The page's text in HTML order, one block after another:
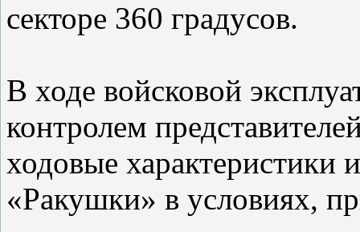
секторе 360 градусов.
В ходе войсковой
контролем
ходовые характеристики
«Ракушки» в условиях,